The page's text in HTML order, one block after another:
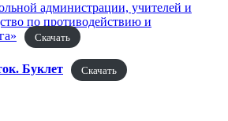
администрации, учителей и
по противодействию и
Скачать
Буклет Скачать